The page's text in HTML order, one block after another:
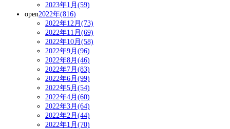
2023年1月(59)
open2022年(816)
2022年12月(73)
2022年11月(69)
2022年10月(58)
2022年9月(96)
2022年8月(46)
2022年7月(83)
2022年6月(99)
2022年5月(54)
2022年4月(60)
2022年3月(64)
2022年2月(44)
2022年1月(70)